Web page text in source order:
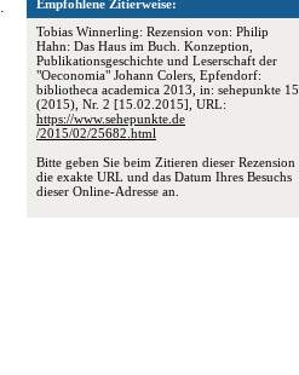
Empfohlene Zitierweise:
Tobias Winnerling: Rezension von: Philip
Hahn: Das Haus im Buch. Konzeption,
Publikationsgeschichte und Leserschaft der
"Oeconomia" Johann Colers, Epfendorf:
bibliotheca academica 2013, in: sehepunkte 15
(2015), Nr. 2 [15.02.2015], URL:
https://www.sehepunkte.de
/2015/02/25682.html
Bitte geben Sie beim Zitieren dieser Rezension
die exakte URL und das Datum Ihres Besuchs
dieser Online-Adresse an.